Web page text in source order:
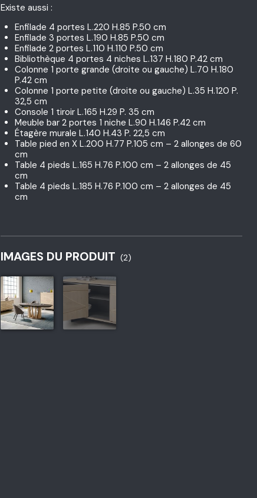
Existe aussi :
Enfilade 4 portes L.220 H.85 P.50 cm
Enfilade 3 portes L.190 H.85 P.50 cm
Enfilade 2 portes L.110 H.110 P.50 cm
Bibliothèque 4 portes 4 niches L.137 H.180 P.42 cm
Colonne 1 porte grande (droite ou gauche) L.70 H.180
P.42 cm
Colonne 1 porte petite (droite ou gauche) L.35 H.120 P.
32,5 cm
Console 1 tiroir L.165 H.29 P. 35 cm
Meuble bar 2 portes 1 niche L.90 H.146 P.42 cm
Étagère murale L.140 H.43 P. 22,5 cm
Table pied en X L.200 H.77 P.105 cm – 2 allonges de 60
cm
Table 4 pieds L.165 H.76 P.100 cm – 2 allonges de 45
cm
Table 4 pieds L.185 H.76 P.100 cm – 2 allonges de 45
cm
IMAGES DU PRODUIT (2)